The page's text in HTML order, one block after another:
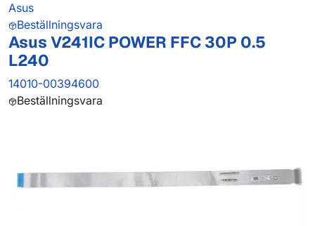
Asus
Beställningsvara
Asus V241IC POWER FFC 30P 0.5
L240
14010-00394600
Beställningsvara